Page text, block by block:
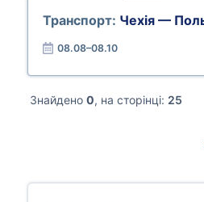
Транспорт: Чехія —
08.08–08.10
Знайдено 0, на сторінці: 25